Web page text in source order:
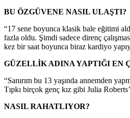
BU ÖZGÜVENE NASIL ULAŞTI?
“17 sene boyunca klasik bale eğitimi
fazla oldu. Şimdi sadece direnç
kez bir saat boyunca biraz kardiyo
GÜZELLİK ADINA YAPTIĞI EN
“Sanırım bu 13 yaşında annemden
Tıpkı birçok genç kız gibi Julia
NASIL RAHATLIYOR?